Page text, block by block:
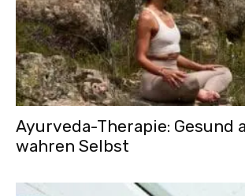
Ayurveda-Therapie: Gesund
wahren Selbst